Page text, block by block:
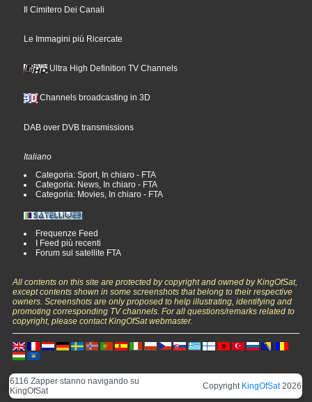
Il Cimitero Dei Canali
Le Immagini più Ricercate
Ultra High Definition TV Channels
Channels broadcasting in 3D
DAB over DVB transmissions
Italiano
Categoria: Sport, In chiaro - FTA
Categoria: News, In chiaro - FTA
Categoria: Movies, In chiaro - FTA
Frequenze Feed
I Feed più recenti
Forum sul satellite FTA
All contents on this site are protected by copyright and owned by KingOfSat,
except contents shown in some screenshots that belong to their respective
owners. Screenshots are only proposed to help illustrating, identifying and
promoting corresponding TV channels. For all questions/remarks related to
copyright, please contact KingOfSat webmaster.
6116 Zapper stanno navigando su
KingOfSat
Copyright KingOfSat2026